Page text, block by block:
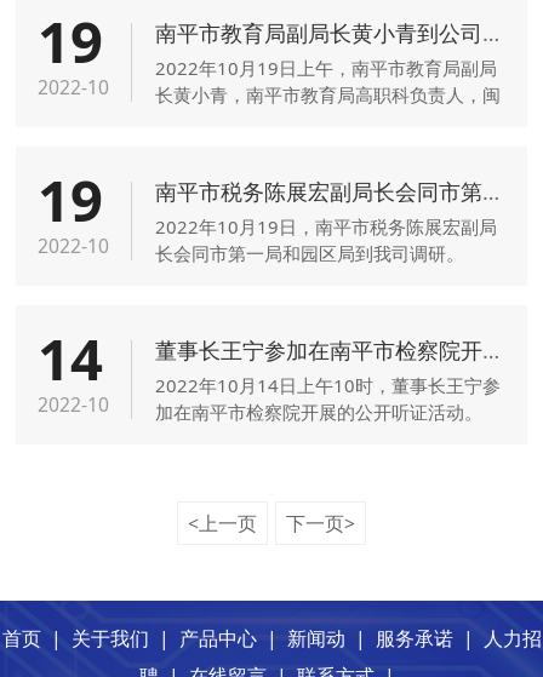
19
2022-10
南平市教育局副局长黄小青到公司开展推动南平市职业教育高质量发展专题调研
2022年10月19日上午，南平市教育局副局
长黄小青，南平市教育局高职科负责人，闽
南平市职业教育高质量发展专题调研。
19
2022-10
南平市税务陈展宏副局长会同市第一局和园区局到我司调研
2022年10月19日，南平市税务陈展宏副局
长会同市第一局和园区局到我司调研。
14
2022-10
董事长王宁参加在南平市检察院开展的公开听证活动
2022年10月14日上午10时，董事长王宁参
加在南平市检察院开展的公开听证活动。
<上一页 下一页>
首页| 关于我们 | 产品中心| 新闻动 | 服务承诺|
人力招